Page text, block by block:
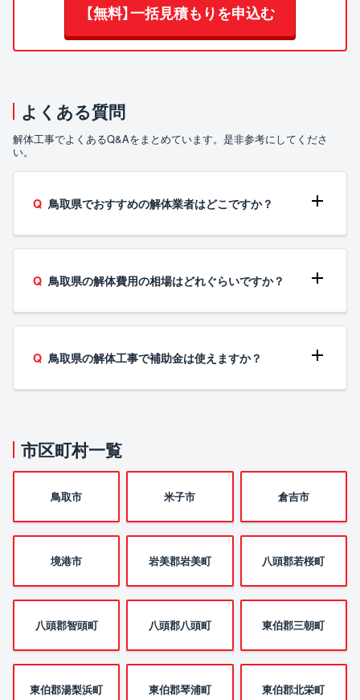
【無料】一括見積もりを申込む
よくある質問
解体工事でよくあるQ&Aをまとめています。是非参考にしてくださ
い。
鳥取県でおすすめの解体業者はどこですか？
鳥取県の解体費用の相場はどれぐらいですか？
鳥取県の解体工事で補助金は使えますか？
市区町村一覧
鳥取市 米子市 倉吉市
境港市 岩美郡岩美町 八頭郡若桜町
八頭郡智頭町 八頭郡八頭町 東伯郡三朝町
東伯郡湯梨浜町 東伯郡琴浦町 東伯郡北栄町